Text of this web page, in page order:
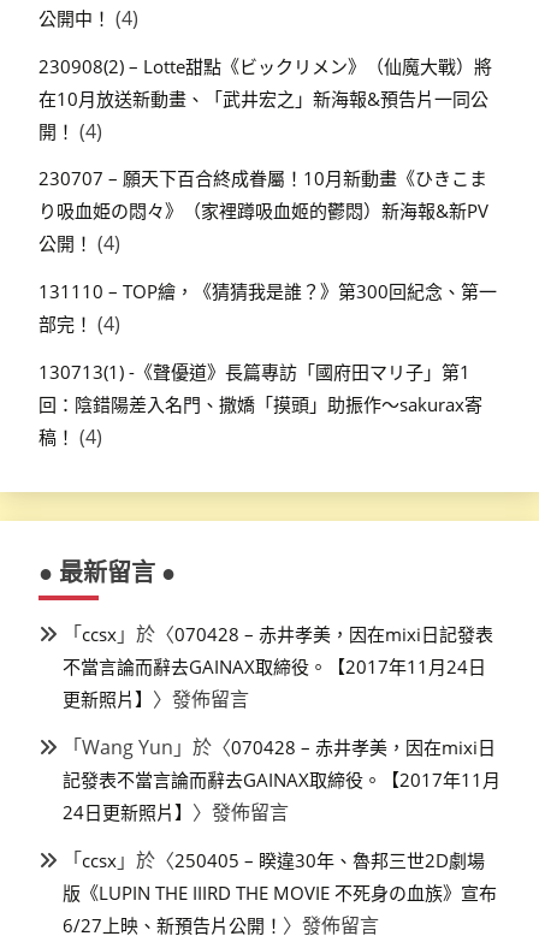
公開中！ (4)
230908(2) – Lotte甜點《ビックリメン》（仙魔大戰）將
在10月放送新動畫、「武井宏之」新海報&預告片一同公
開！ (4)
230707 – 願天下百合終成眷屬！10月新動畫《ひきこま
り吸血姫の悶々》（家裡蹲吸血姬的鬱悶）新海報&新PV
公開！ (4)
131110 – TOP繪，《猜猜我是誰？》第300回紀念、第一
部完！ (4)
130713(1) -《聲優道》長篇專訪「國府田マリ子」第1
回：陰錯陽差入名門、撒嬌「摸頭」助振作～sakurax寄
稿！ (4)
● 最新留言 ●
「ccsx 」於〈070428 – 赤井孝美，因在mixi日記發表
不當言論而辭去GAINAX取締役。【2017年11月24日
更新照片】 〉發佈留言
「Wang Yun 」於〈070428 – 赤井孝美，因在mixi日
記發表不當言論而辭去GAINAX取締役。【2017年11月
24日更新照片】 〉發佈留言
「ccsx 」於〈250405 – 睽違30年、魯邦三世2D劇場
版《LUPIN THE IIIRD THE MOVIE 不死身の血族》宣布
6/27上映、新預告片公開！ 〉發佈留言